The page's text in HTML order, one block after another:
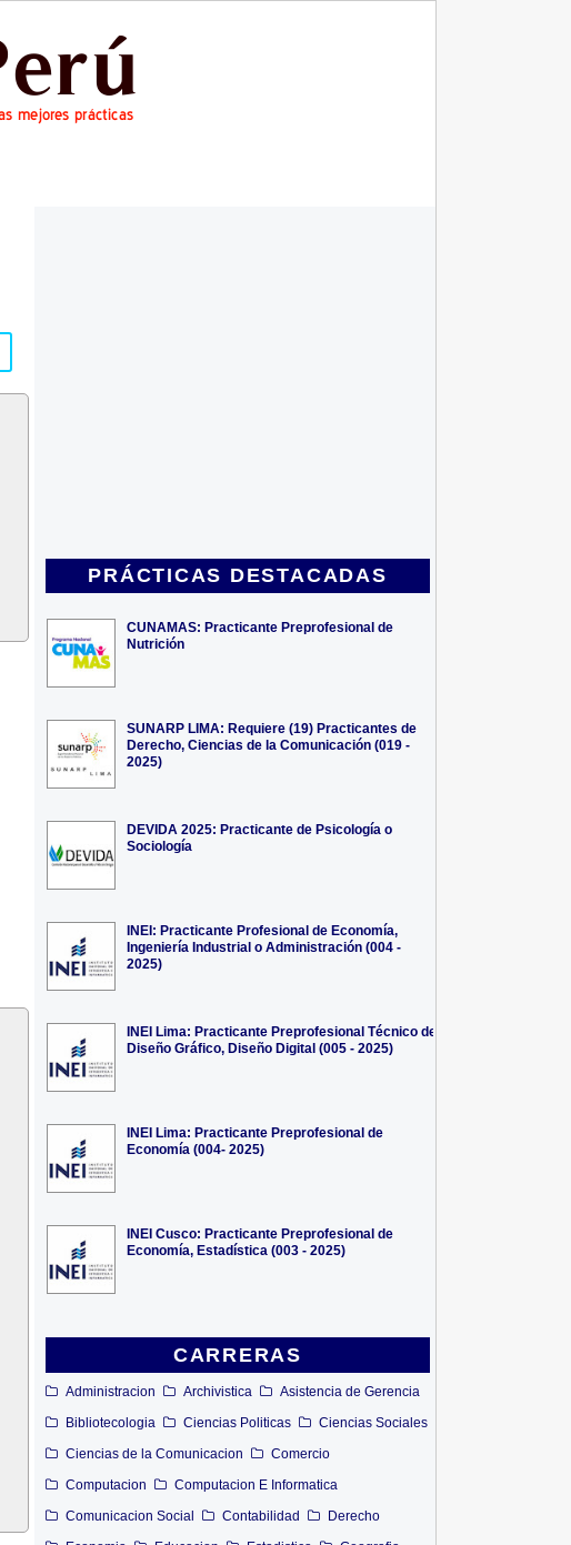
PRÁCTICAS DESTACADAS
CUNAMAS: Practicante Preprofesional de
Nutrición
SUNARP LIMA: Requiere (19) Practicantes de
Derecho, Ciencias de la Comunicación (019 -
2025)
DEVIDA 2025: Practicante de Psicología o
Sociología
INEI: Practicante Profesional de Economía,
Ingeniería Industrial o Administración (004 -
2025)
INEI Lima: Practicante Preprofesional Técnico de
Diseño Gráfico, Diseño Digital (005 - 2025)
INEI Lima: Practicante Preprofesional de
Economía (004- 2025)
INEI Cusco: Practicante Preprofesional de
Economía, Estadística (003 - 2025)
CARRERAS
Administracion Archivistica
Asistencia de Gerencia
Bibliotecologia
Ciencias Politicas
Ciencias Sociales
Ciencias de la Comunicacion
Comercio
Computacion
Computacion E Informatica
Comunicacion Social
Contabilidad
Derecho